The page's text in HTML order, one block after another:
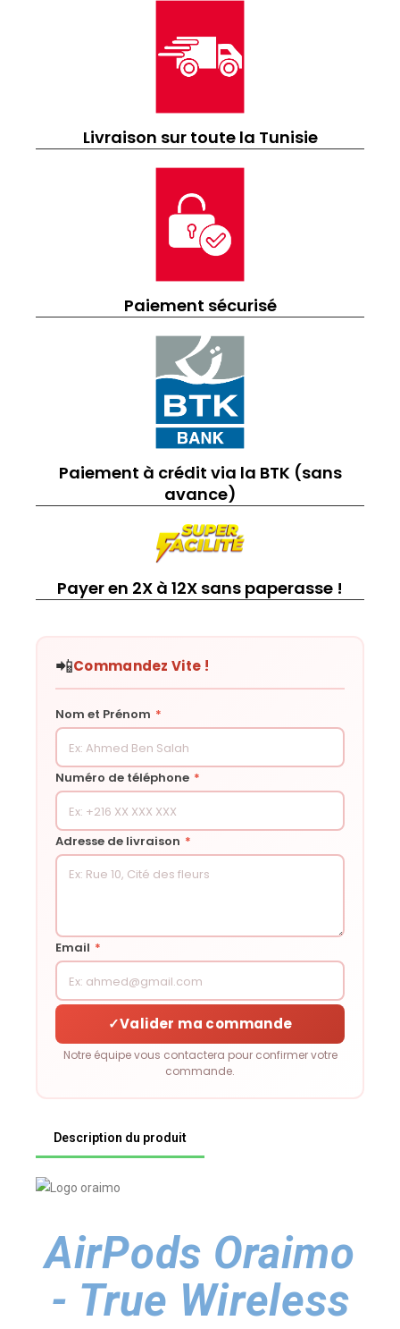
Livraison sur toute la Tunisie
Paiement sécurisé
Paiement à crédit via la BTK (sans
avance)
Payer en 2X à 12X sans paperasse !
📲Commandez Vite !
Nom et Prénom *
Numéro de téléphone *
Adresse de livraison *
Email *
✓Valider ma commande
Notre équipe vous contactera pour confirmer votre
commande.
Description du produit
AirPods Oraimo
- True Wireless